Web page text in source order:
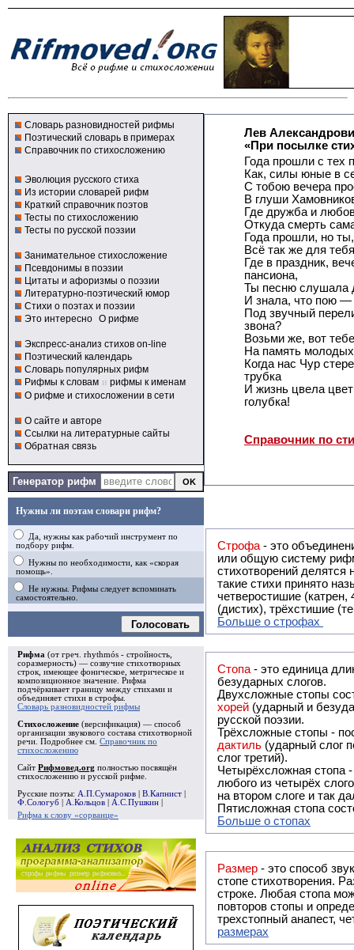
Словарь разновидностей рифмы
Поэтический словарь в примерах
Справочник по стихосложению
Эволюция русского стиха
Из истории словарей рифм
Краткий справочник поэтов
Тесты по стихосложению
Тесты по русской поэзии
Занимательное стихосложение
Псевдонимы в поэзии
Цитаты и афоризмы о поэзии
Литературно-поэтический юмор
Стихи о поэтах и поэзии
Это интересно О рифме
Экспресс-анализ стихов on-line
Поэтический календарь
Словарь популярных рифм
Рифмы к словам и рифмы к именам
О рифме и стихосложении в сети
О сайте и авторе
Ссылки на литературные сайты
Обратная связь
Генератор рифм
Нужны ли поэтам словари рифм?
Да, нужны как рабочий инструмент по
подбору рифм.
Нужны по необходимости, как «скорая
помощь».
Не нужны. Рифмы следует вспоминать
самостоятельно.
Голосовать
Рифма (от греч. rhythmós - стройность,
соразмерность) — созвучие стихотворных
строк, имеющее фоническое, метрическое и
композиционное значение. Рифма
подчёркивает границу между стихами и
объединяет стихи в строфы
Словарь разновидностей рифмы
Стихосложение (версификация) — способ
организации звукового состава стихотворной
речи. Подробнее см. Справочник по
стихосложению
Сайт Рифмовед.org полностью посвящён
стихосложению и русской рифме.
Русские поэты: А.П.Сумароков В.Капнист
Ф.Сологуб
А.Кольцов А.С.Пушкин
Рифма к слову «сорванце»
Лев
«При посылке
Года прошли с тех
Как, силы юные в
С тобою вечера
В глуши
Где дружба и
Откуда смерть
Года прошли, но
Всё так же для
Где в праздник,
пансиона,
Ты песню слушала
И знала, что пою —
Под звучный
звона?
Возьми же, вот
На память
Когда нас Чур
трубка
И жизнь цвела
голубка!
Справочник по
Строфа - это объединение двух
или общую систему рифм, и регулярно или периодически
стихотворений делятся на строфы и т.о. являются строфическими.
такие стихи принято называть астрофическими. Самая популярная строфа в русской поэзии -
четверостишие
(дистих), трёхстишие
Больше о строфах
Стопа - это единица
безударных слогов.
Двухсложные стопы
хорей (ударный и
русской поэзии.
Трёхсложные стопы -
дактиль (ударный слог
слог третий).
Четырёхсложная стопа
любого из четырёх
на втором слоге и так
Пятисложная стопа
Больше о стопах
Размер - это способ
стопе стихотворения.
строке. Любая стопа
повторов стопы и
трехстопный анапест,
размерах